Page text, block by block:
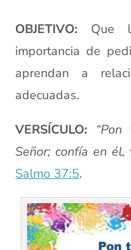
OBJETIVO: Que
importancia de
aprendan a
adecuadas.
VERSÍCULO:
Señor; confía en
Salmo 37:5.